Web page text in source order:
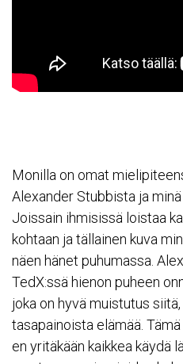
Monilla on omat
Alexander Stubbista ja
Joissain ihmisissä loistaa
kohtaan ja tällainen kuva
näen hänet puhumassa.
TedX:ssä hienon puheen
joka on hyvä muistutus
tasapainoista elämää.
en yritäkään kaikkea käydä